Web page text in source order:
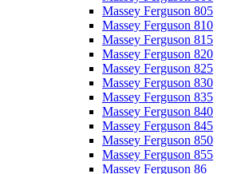
Massey Ferguson 805
Massey Ferguson 810
Massey Ferguson 815
Massey Ferguson 820
Massey Ferguson 825
Massey Ferguson 830
Massey Ferguson 835
Massey Ferguson 840
Massey Ferguson 845
Massey Ferguson 850
Massey Ferguson 855
Massey Ferguson 86